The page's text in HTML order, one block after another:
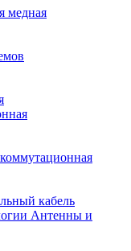
медная
кабель
Антенны и